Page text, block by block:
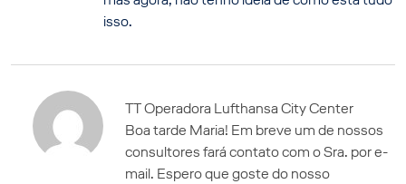
isso.
TT Operadora Lufthansa City Center
Boa tarde Maria! Em breve um de nossos
consultores fará contato com o Sra. por e-
mail. Espero que goste do nosso